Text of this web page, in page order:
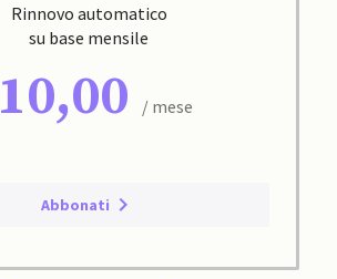
Rinnovo automatico
su base mensile
10,00 / mese
Abbonati